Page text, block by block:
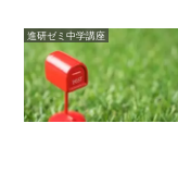
進研ゼミ中学講座